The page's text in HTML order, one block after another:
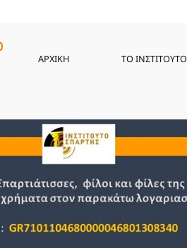
ΑΡΧΙΚΗ ΤΟ ΙΝΣΤΙΤΟΎΤΟ